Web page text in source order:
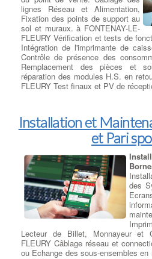
du meilleur ordinateur portable de
GX501, grâce à son excellent
notamment un processeur Intel
génération et une Nvidia.
également plus abordable que le
subtil lui permet de doubler son
portable ou d'étudier sans
ordinateur portable de jeu plus
Inspiron 15 7000 Gaming ci-dessous
d'ordinateur portable.
lignes Réseau et Alimentation,
Fixation des points de support au
sol et muraux. à FONTENAY-LE-
FLEURY Vérification et tests de
Intégration de l'imprimante de
Contrôle de présence des
Remplacement des pièces et
réparation des modules H.S. en
FLEURY Test finaux et PV de
Installation et
et Pari
des
Lecteur de Billet, Monnayeur et
FLEURY Câblage réseau et
ou Echange des sous-ensembles